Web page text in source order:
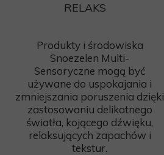
Produkty i środowiska
Snoezelen Multi-
Sensoryczne mogą być
używane do uspokajania i
zmniejszania poruszenia dzięki
zastosowaniu delikatnego
światła, kojącego dźwięku,
relaksujących zapachów i
tekstur.
RELAKS